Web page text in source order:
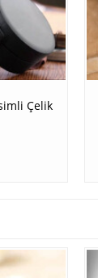
Çelik